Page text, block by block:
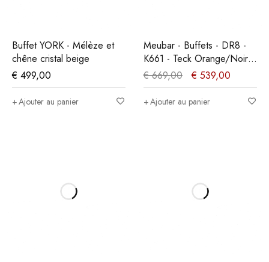
Buffet YORK - Mélèze et
chêne cristal beige
€ 499,00
Ajouter au panier
Meubar - Buffets - DR8 -
K661 - Teck Orange/Noir -
179x90x50cm
€669,00 € 539,00
Ajouter au panier